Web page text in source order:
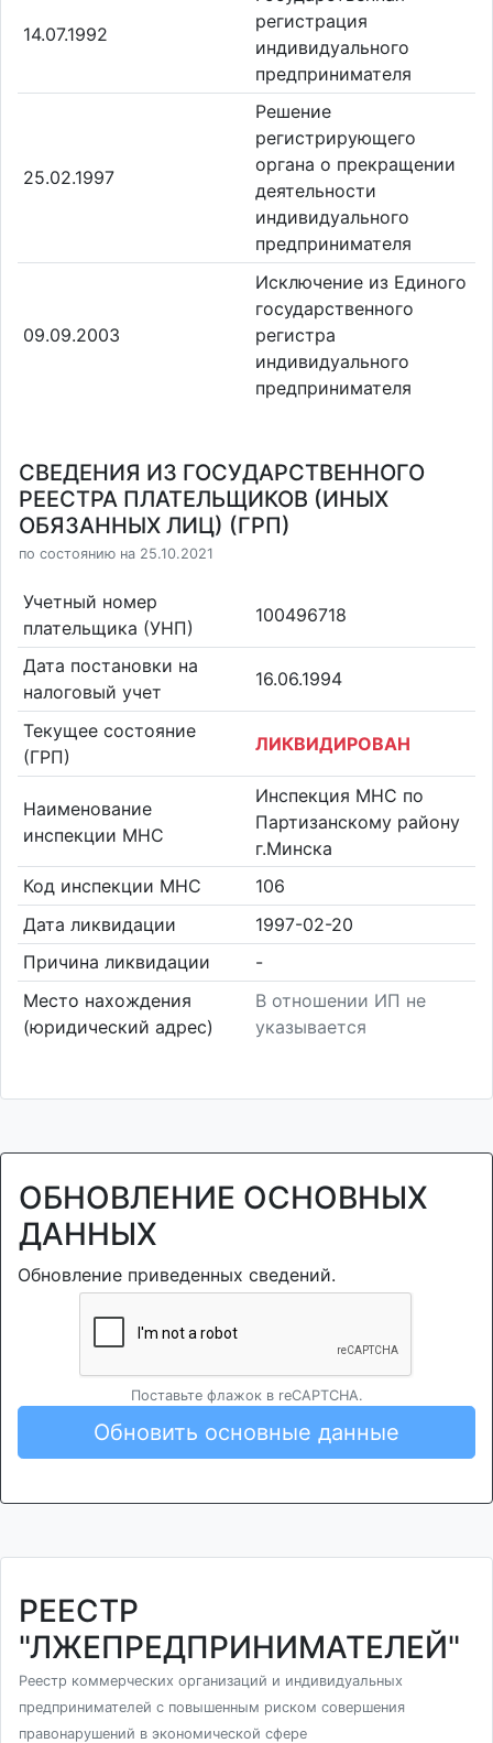
14.07.1992
регистрация
индивидуального
предпринимателя
25.02.1997
Решение
регистрирующего
органа о прекращении
деятельности
индивидуального
предпринимателя
09.09.2003
Исключение из Единого
государственного
регистра
индивидуального
предпринимателя
СВЕДЕНИЯ ИЗ ГОСУДАРСТВЕННОГО
РЕЕСТРА ПЛАТЕЛЬЩИКОВ (ИНЫХ
ОБЯЗАННЫХ ЛИЦ) (ГРП)
по состоянию на 25.10.2021
Учетный номер
плательщика (УНП)
100496718
Дата постановки на
налоговый учет
16.06.1994
Текущее состояние
(ГРП)
ЛИКВИДИРОВАН
Наименование
инспекции МНС
Инспекция МНС по
Партизанскому району
г.Минска
Код инспекции МНС
106
Дата ликвидации
1997-02-20
Причина ликвидации
-
Место нахождения
(юридический адрес)
В отношении ИП не
указывается
ОБНОВЛЕНИЕ ОСНОВНЫХ
ДАННЫХ
Обновление приведенных сведений.
Поставьте флажок в reCAPTCHA.
Обновить основные данные
РЕЕСТР
"ЛЖЕПРЕДПРИНИМАТЕЛЕЙ"
Реестр коммерческих организаций и индивидуальных
предпринимателей с повышенным риском совершения
правонарушений в экономической сфере